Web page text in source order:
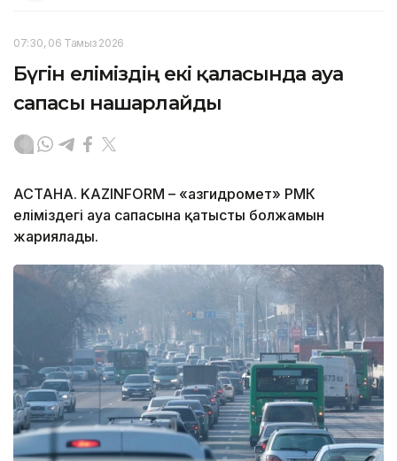
07:30, 06 Тамыз 2026
Бүгін еліміздің екі қаласында ауа
сапасы нашарлайды
АСТАНА. KAZINFORM – «Қазгидромет» РМК
еліміздегі ауа сапасына қатысты болжамын
жариялады.